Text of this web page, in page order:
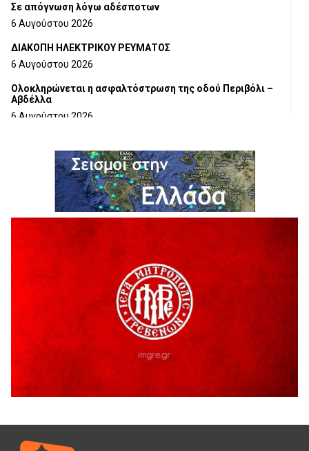
Σε απόγνωση λόγω αδέσποτων
6 Αυγούστου 2026
ΔΙΑΚΟΠΗ ΗΛΕΚΤΡΙΚΟΥ ΡΕΥΜΑΤΟΣ
6 Αυγούστου 2026
Ολοκληρώνεται η ασφαλτόστρωση της οδού Περιβόλι –
Αβδέλλα
6 Αυγούστου 2026
5 Αυγούστου 2026
Ο ΑΝΔΡΕΑΣ ΑΣΛΑΝΙΔΗΣ ΣΥΝΕΧΙΖΕΙ ΣΤΟΝ ΠΡΩΤΕΑ
ΓΡΕΒΕΝΩΝ
5 Αυγούστου 2026
Ευχαριστήριο Εκπολιτιστικού Συλλόγου Ταξιάρχη προς κ.
Παρασχάκη Αθανάσιο
Διακοπή υδροδότησης του Α΄ κλάδου ύδρευσης
5 Αυγούστου 2026
Η Marseaux στα Γρεβενά για μια μοναδική συναυλία
Θερινό Σινεμά στο πλαίσιο του «Πολιτιστικού
Καλοκαιριού 2026» με την βραβευμένη ταινία «Μικρές
Ανάσες».
εξοπλισμού γυμναστηρίου